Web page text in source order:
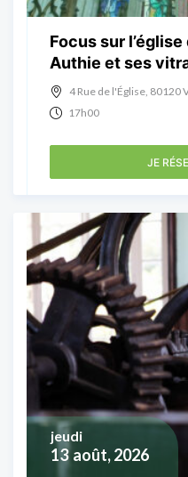
Focus sur
Authie et ses
4 Rue de l'Église,
17h00
JE
13 août, 2026
jeudi